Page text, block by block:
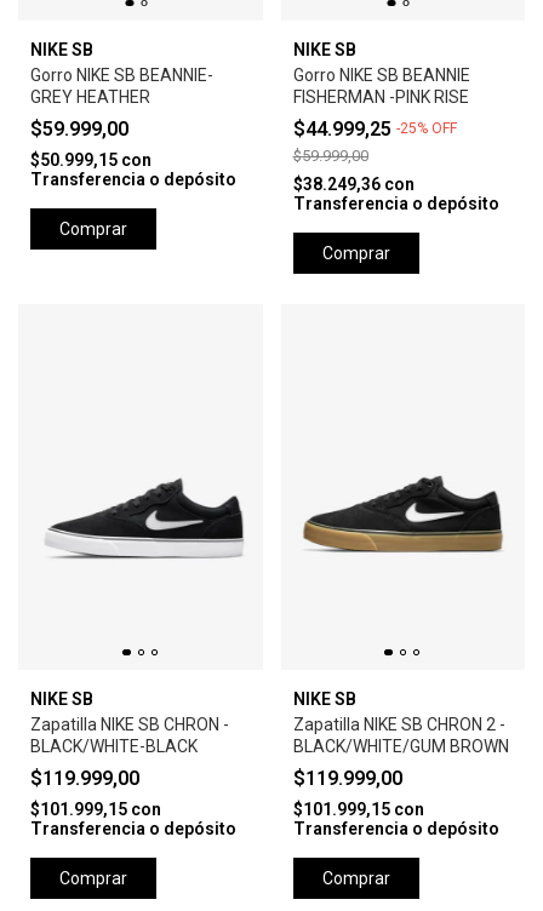
NIKE SB
Gorro NIKE SB BEANNIE-
GREY HEATHER
$59.999,00
$50.999,15 con
Transferencia o depósito
Comprar
NIKE SB
Gorro NIKE SB BEANNIE
FISHERMAN -PINK RISE
$44.999,25 -25% OFF
$59.999,00
$38.249,36 con
Transferencia o depósito
Comprar
NIKE SB
Zapatilla NIKE SB CHRON -
BLACK/WHITE-BLACK
$119.999,00
$101.999,15 con
Transferencia o depósito
Comprar
NIKE SB
Zapatilla NIKE SB CHRON 2 -
BLACK/WHITE/GUM BROWN
$119.999,00
$101.999,15 con
Transferencia o depósito
Comprar